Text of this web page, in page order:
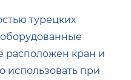
турецких
оборудованные
расположен кран и
использовать при